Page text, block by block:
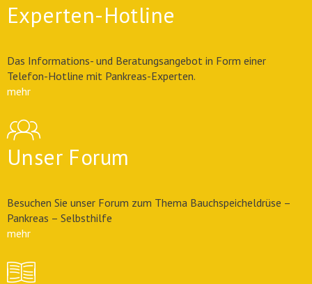
Experten-Hotline
Das Informations- und Beratungsangebot in Form einer
Telefon-Hotline mit Pankreas-Experten.
mehr
Unser Forum
Besuchen Sie unser Forum zum Thema Bauchspeicheldrüse –
Pankreas – Selbsthilfe
mehr